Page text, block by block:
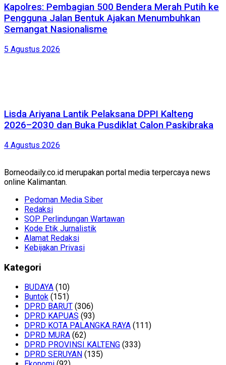
Kapolres: Pembagian 500 Bendera Merah Putih ke
Pengguna Jalan Bentuk Ajakan Menumbuhkan
Semangat Nasionalisme
5 Agustus 2026
Lisda Ariyana Lantik Pelaksana DPPI Kalteng
2026–2030 dan Buka Pusdiklat Calon Paskibraka
4 Agustus 2026
Borneodaily.co.id merupakan portal media terpercaya news
online Kalimantan.
Pedoman Media Siber
Redaksi
SOP Perlindungan Wartawan
Kode Etik Jurnalistik
Alamat Redaksi
Kebijakan Privasi
Kategori
BUDAYA (10)
Buntok (151)
DPRD BARUT (306)
DPRD KAPUAS (93)
DPRD KOTA PALANGKA RAYA (111)
DPRD MURA (62)
DPRD PROVINSI KALTENG (333)
DPRD SERUYAN (135)